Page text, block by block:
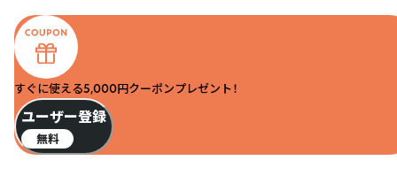
すぐに使える5,000円クーポンプレゼント！
ユーザー登録
無料